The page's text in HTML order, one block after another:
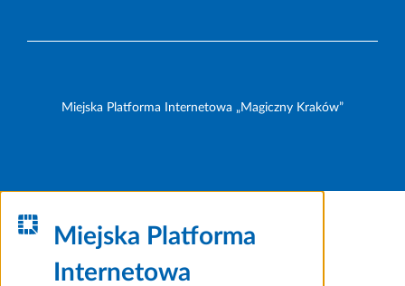
Miejska Platforma Internetowa „Magiczny Kraków”
Miejska Platforma
Internetowa